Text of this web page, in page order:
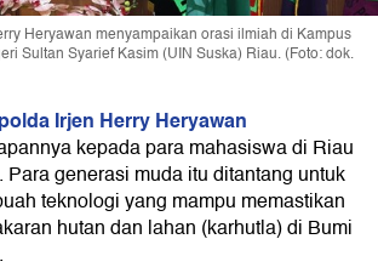
Heryawan menyampaikan orasi ilmiah di Kampus
Sultan Syarief Kasim (UIN Suska) Riau. (Foto: dok.
Irjen Herry Heryawan
kepada para mahasiswa di Riau
Para generasi muda itu ditantang untuk
teknologi yang mampu memastikan
hutan dan lahan (karhutla) di Bumi